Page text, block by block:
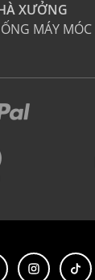
XƯỞNG
MÁY MÓC